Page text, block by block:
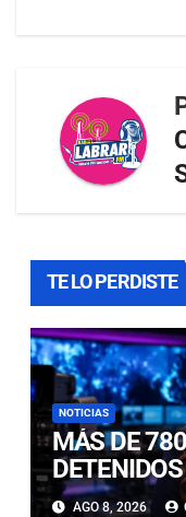
TE LO PERDISTE
NOTICIAS
MÁS DE
POLICIAL
AGO 8, 2026